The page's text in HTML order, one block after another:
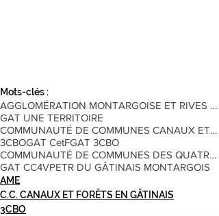
Mots-clés :
AGGLOMÉRATION MONTARGOISE ET RIVES DU LOING
GAT UNE TERRITOIRE
COMMUNAUTÉ DE COMMUNES CANAUX ET FORÊTS EN GÂTINAI
3CBOGAT CetFGAT 3CBO
COMMUNAUTÉ DE COMMUNES DES QUATRE VALLÉES
GAT CC4VPETR DU GÂTINAIS MONTARGOIS
AME
C.C. CANAUX ET FORÊTS EN GÂTINAIS
3CBO